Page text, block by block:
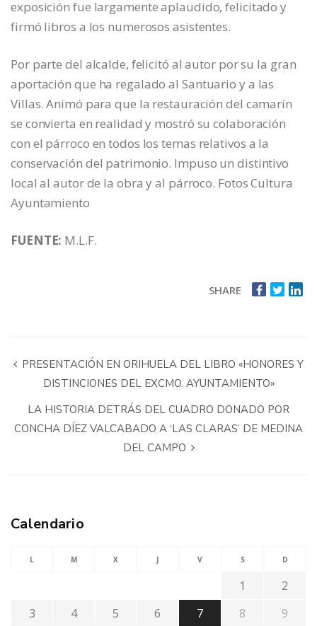
exposición fue largamente aplaudido, felicitado y
firmó libros a los numerosos asistentes.
Por parte del alcalde, felicitó al autor por su la gran
aportación que ha regalado al Santuario y a las
Villas. Animó para que la restauración del camarín
se convierta en realidad y mostró su colaboración
con el párroco en todos los temas relativos a la
conservación del patrimonio. Impuso un distintivo
local al autor de la obra y al párroco. Fotos Cultura
Ayuntamiento
FUENTE: M.L.F.
SHARE
PRESENTACIÓN EN ORIHUELA DEL LIBRO «HONORES Y
DISTINCIONES DEL EXCMO. AYUNTAMIENTO»
LA HISTORIA DETRÁS DEL CUADRO DONADO POR
CONCHA DÍEZ VALCABADO A ‘LAS CLARAS’ DE MEDINA
DEL CAMPO
Calendario
L M X J V S D
1
2
3
4 5 6 7 8
9